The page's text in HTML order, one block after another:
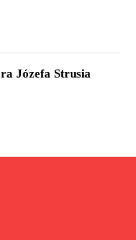
Józefa Strusia